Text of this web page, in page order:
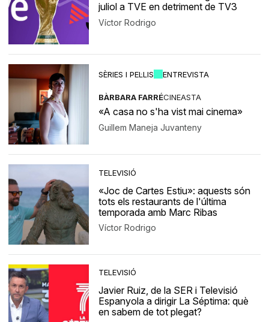
juliol a TVE en detriment de TV3
Víctor Rodrigo
SÈRIES I PEL·LIS ENTREVISTA
BÀRBARA FARRÉCINEASTA
«A casa no s'ha vist mai cinema»
Guillem Maneja Juvanteny
TELEVISIÓ
«Joc de Cartes Estiu»: aquests són
tots els restaurants de l'última
temporada amb Marc Ribas
Víctor Rodrigo
TELEVISIÓ
Javier Ruiz, de la SER i Televisió
Espanyola a dirigir La Séptima: què
en sabem de tot plegat?